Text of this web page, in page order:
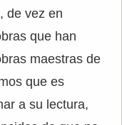
de vez en
que han
maestras de
que es
a su lectura,